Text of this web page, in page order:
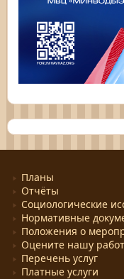
Планы
Отчёты
Социологические
Нормативные
Положения о
Оцените нашу
Перечень услуг
Платные услуги